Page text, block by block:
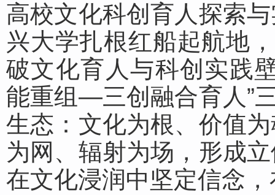
高校文化科创育人探索
兴大学扎根红船起航地
破文化育人与科创实践
能重组—三创融合育人”
生态：文化为根、价值
为网、辐射为场，形成
在文化浸润中坚定信念